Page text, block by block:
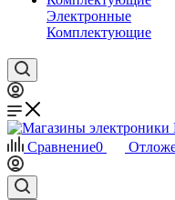
Электронные
Комплектующие
Сравнение0